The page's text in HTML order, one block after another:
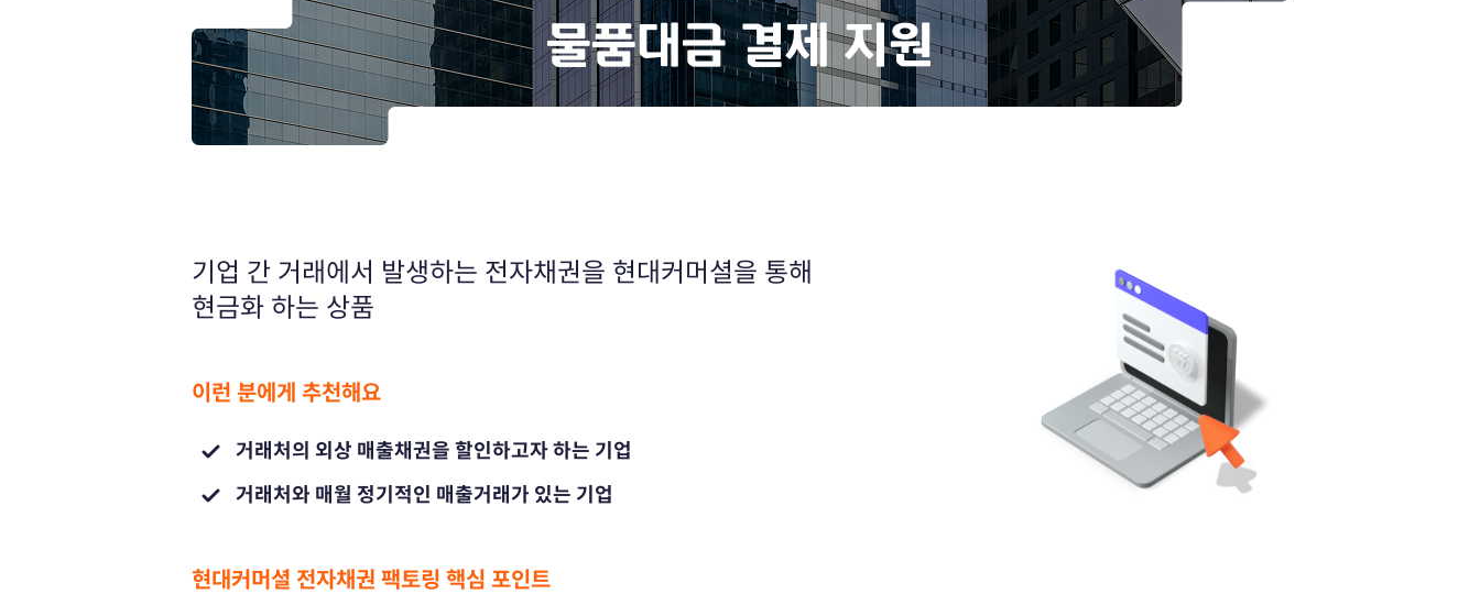
물품대금 결제 지원
기업 간 거래에서 발생하는 전자채권을 현대커머셜을 통해
현금화 하는 상품
이런 분에게 추천해요
거래처의 외상 매출채권을 할인하고자 하는 기업
거래처와 매월 정기적인 매출거래가 있는 기업
현대커머셜 전자채권 팩토링 핵심 포인트